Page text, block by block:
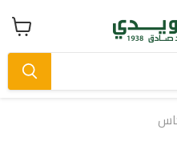
عرض
سلة